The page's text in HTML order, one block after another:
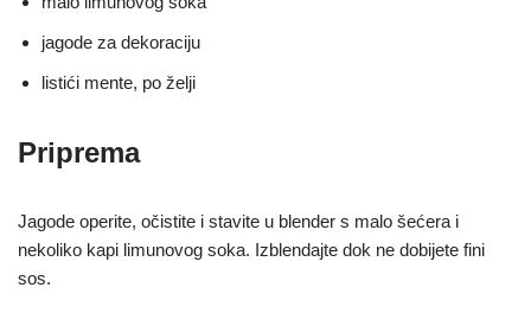
jagode za dekoraciju
listići mente, po želji
Priprema
Jagode operite, očistite i stavite u blender s malo šećera i
nekoliko kapi limunovog soka. Izblendajte dok ne dobijete fini
sos.